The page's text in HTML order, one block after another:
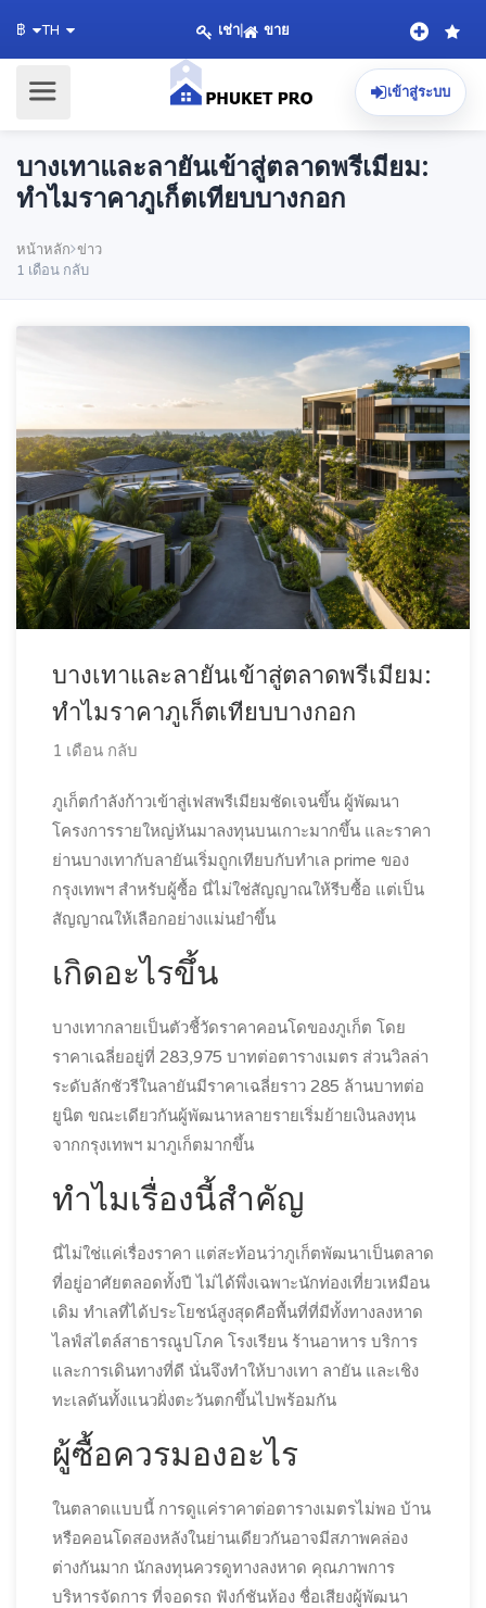
฿ TH เช่า| ขาย
เข้าสู่ระบบ
บางเทาและลายันเข้าสู่ตลาดพรีเมียม:
ทำไมราคาภูเก็ตเทียบบางกอก
หน้าหลัก ข่าว
1 เดือน กลับ
บางเทาและลายันเข้าสู่ตลาดพรีเมียม:
ทำไมราคาภูเก็ตเทียบบางกอก
1 เดือน กลับ
ภูเก็ตกำลังก้าวเข้าสู่เฟสพรีเมียมชัดเจนขึ้น ผู้พัฒนา
โครงการรายใหญ่หันมาลงทุนบนเกาะมากขึ้น และราคา
ย่านบางเทากับลายันเริ่มถูกเทียบกับทำเล prime ของ
กรุงเทพฯ สำหรับผู้ซื้อ นี่ไม่ใช่สัญญาณให้รีบซื้อ แต่เป็น
สัญญาณให้เลือกอย่างแม่นยำขึ้น
เกิดอะไรขึ้น
บางเทากลายเป็นตัวชี้วัดราคาคอนโดของภูเก็ต โดย
ราคาเฉลี่ยอยู่ที่ 283,975 บาทต่อตารางเมตร ส่วนวิลล่า
ระดับลักชัวรีในลายันมีราคาเฉลี่ยราว 285 ล้านบาทต่อ
ยูนิต ขณะเดียวกันผู้พัฒนาหลายรายเริ่มย้ายเงินลงทุน
จากกรุงเทพฯ มาภูเก็ตมากขึ้น
ทำไมเรื่องนี้สำคัญ
นี่ไม่ใช่แค่เรื่องราคา แต่สะท้อนว่าภูเก็ตพัฒนาเป็นตลาด
ที่อยู่อาศัยตลอดทั้งปี ไม่ได้พึ่งเฉพาะนักท่องเที่ยวเหมือน
เดิม ทำเลที่ได้ประโยชน์สูงสุดคือพื้นที่ที่มีทั้งทางลงหาด
ไลฟ์สไตล์สาธารณูปโภค โรงเรียน ร้านอาหาร บริการ
และการเดินทางที่ดี นั่นจึงทำให้บางเทา ลายัน และเชิง
ทะเลดันทั้งแนวฝั่งตะวันตกขึ้นไปพร้อมกัน
ผู้ซื้อควรมองอะไร
ในตลาดแบบนี้ การดูแค่ราคาต่อตารางเมตรไม่พอ บ้าน
หรือคอนโดสองหลังในย่านเดียวกันอาจมีสภาพคล่อง
ต่างกันมาก นักลงทุนควรดูทางลงหาด คุณภาพการ
บริหารจัดการ ที่จอดรถ ฟังก์ชันห้อง ชื่อเสียงผู้พัฒนา